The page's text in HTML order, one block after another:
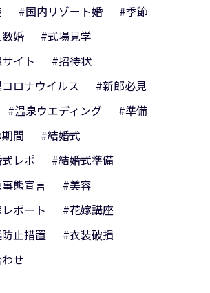
#国内リゾート婚
#季節
婚
#式場見学
イト
#招待状
ロナウイルス
#新郎必見
#温泉ウエディング
#準備
間
#結婚式
レポ
#結婚式準備
態宣言
#美容
ポート
#花嫁講座
止措置
#衣装破損
せ